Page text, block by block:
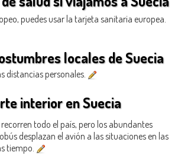
puedes usar la tarjeta sanitaria europea.
locales de Suecia
distancias personales.
interior en Suecia
todo el país, pero los abundantes
desplazan el avión a las situaciones en las
tiempo.